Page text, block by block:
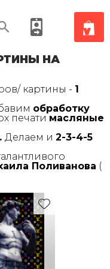
НА
картины - 1
обработку
печати масляные
Делаем и 2-3-4-5
Поливанова (